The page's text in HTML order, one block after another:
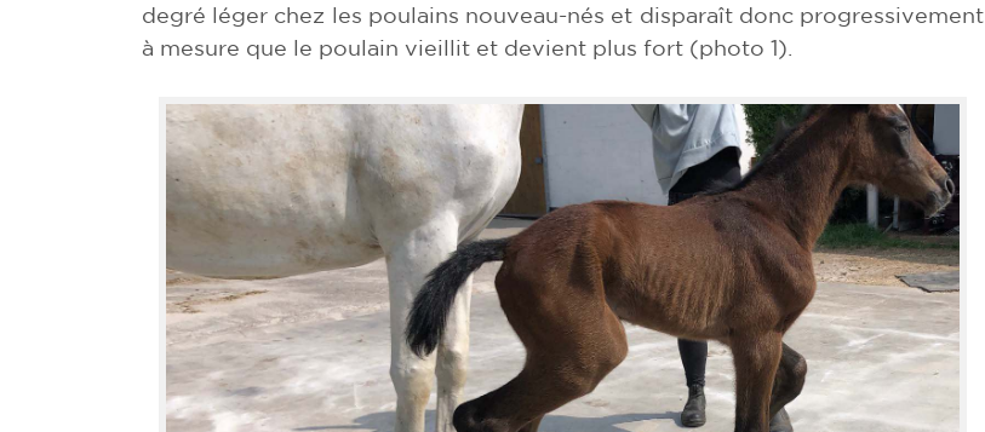
degré léger chez les poulains nouveau-nés et disparaît donc progressivement
à mesure que le poulain vieillit et devient plus fort (photo 1).